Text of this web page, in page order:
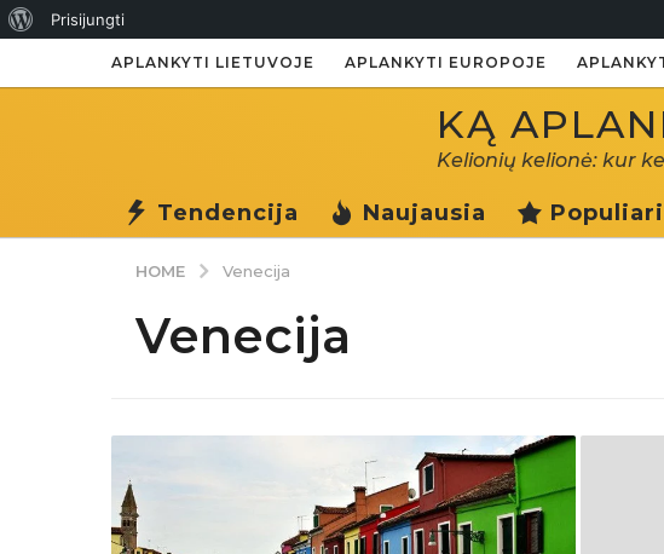
ApiePrisijungti
APLANKYTI LIETUVOJE APLANKYTI EUROPOJE
KĄ
Kelionių kelionė: kur
Tendencija Naujausia
HOME Venecija
Venecija